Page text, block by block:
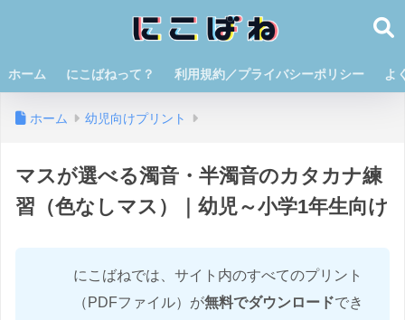
ホーム にこばねって？ 利用規約／プライバシーポリシー よ
ホーム 幼児向けプリント
マスが選べる濁音・半濁音のカタカナ練
習（色なしマス）｜幼児～小学1年生向け
にこばねでは、サイト内のすべてのプリント
（PDFファイル）が無料でダウンロードでき